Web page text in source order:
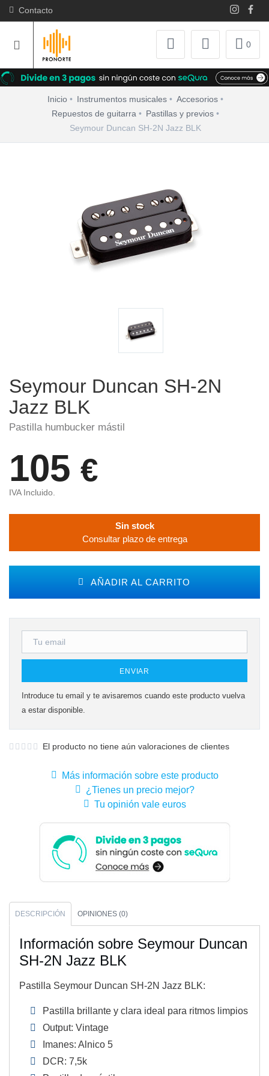
Contacto
0
Inicio Instrumentos musicales
Accesorios
Repuestos de guitarra
Pastillas y previos
Seymour Duncan SH-2N Jazz BLK
Seymour Duncan SH-2N
Jazz BLK
Pastilla humbucker mástil
105 €
IVA Incluido.
Sin stock
Consultar plazo de entrega
AÑADIR AL CARRITO
ENVIAR
Introduce tu email y te avisaremos cuando este producto vuelva
a estar disponible.
El producto no tiene aún valoraciones de clientes
Más información sobre este producto
¿Tienes un precio mejor?
Tu opinión vale euros
DESCRIPCIÓN OPINIONES (0)
Información sobre Seymour Duncan
SH-2N Jazz BLK
Pastilla Seymour Duncan SH-2N Jazz BLK:
Pastilla brillante y clara ideal para ritmos limpios
Output: Vintage
Imanes: Alnico 5
DCR: 7,5k